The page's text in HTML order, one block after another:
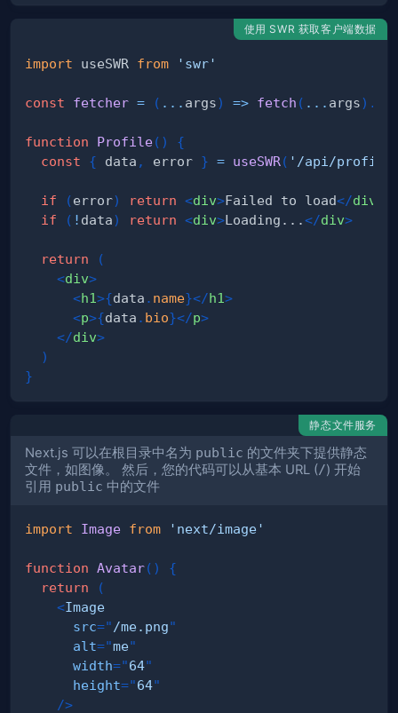
使用 SWR 获取客户端数据
import useSWR from 'swr'
const fetcher = ( ... args) => fetch ( ... args) .
function Profile( )
{
const
{ data , error } = useSWR( '/api/
if (error) return <div>Failed to load</div
if
( ! data) return <div>Loading...</div>
return
(
<div>
<h1>{data . name}</h1>
<p>{data . bio}</p>
</div>
)
}
静态文件服务
Next.js 可以在根目录中名为 public 的文件夹下提供静态
文件，如图像。 然后，您的代码可以从基本 URL (/) 开始
引用 public 中的文件
import Image from 'next/image'
function Avatar( )
{
return
(
<Image
src=" /me.png"
alt="me"
width="64"
height="64"
/>